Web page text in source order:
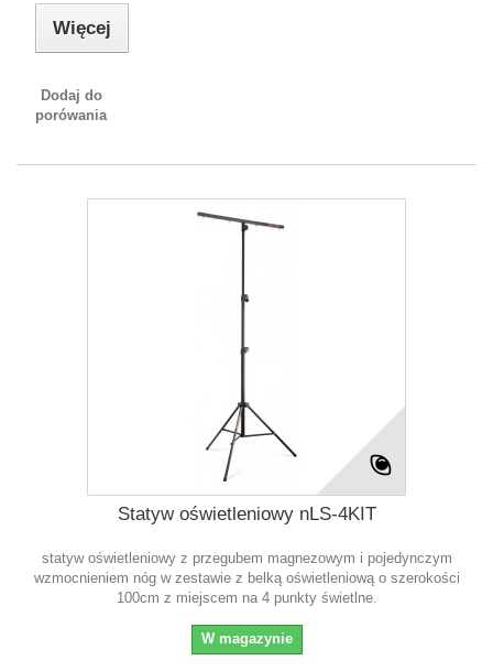
Więcej
Dodaj do
porówania
Statyw oświetleniowy nLS-4KIT
statyw oświetleniowy z przegubem magnezowym i pojedynczym
wzmocnieniem nóg w zestawie z belką oświetleniową o szerokości
100cm z miejscem na 4 punkty świetlne.
W magazynie